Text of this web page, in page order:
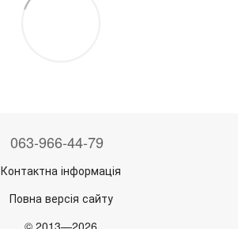
063-966-44-79
Контактна інформація
Повна версія сайту
© 2013—2026